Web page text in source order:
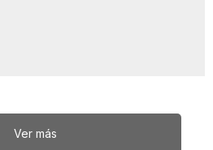
Ver más